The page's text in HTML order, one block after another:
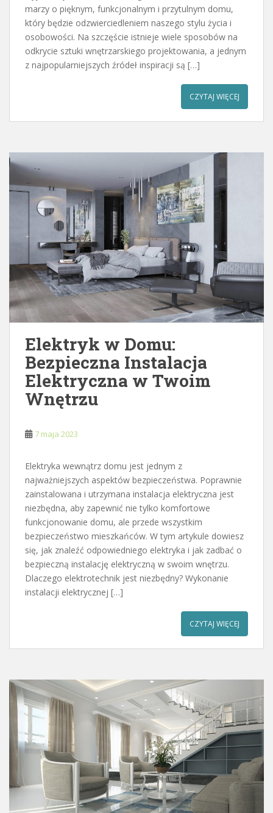
marzy o pięknym, funkcjonalnym i przytulnym domu,
który będzie odzwierciedleniem naszego stylu życia i
osobowości. Na szczęście istnieje wiele sposobów na
odkrycie sztuki wnętrzarskiego projektowania, a jednym
z najpopularniejszych źródeł inspiracji są […]
CZYTAJ WIĘCEJ
Elektryk w Domu:
Bezpieczna Instalacja
Elektryczna w Twoim
Wnętrzu
7 maja 2023
Elektryka wewnątrz domu jest jednym z
najważniejszych aspektów bezpieczeństwa. Poprawnie
zainstalowana i utrzymana instalacja elektryczna jest
niezbędna, aby zapewnić nie tylko komfortowe
funkcjonowanie domu, ale przede wszystkim
bezpieczeństwo mieszkańców. W tym artykule dowiesz
się, jak znaleźć odpowiedniego elektryka i jak zadbać o
bezpieczną instalację elektryczną w swoim wnętrzu.
Dlaczego elektrotechnik jest niezbędny? Wykonanie
instalacji elektrycznej […]
CZYTAJ WIĘCEJ